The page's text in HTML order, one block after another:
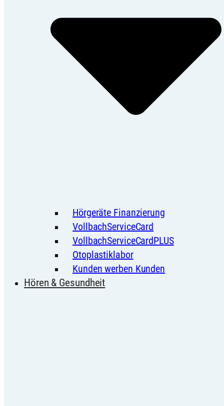
Hörgeräte Finanzierung
VollbachServiceCard
VollbachServiceCardPLUS
Otoplastiklabor
Kunden werben Kunden
Hören & Gesundheit